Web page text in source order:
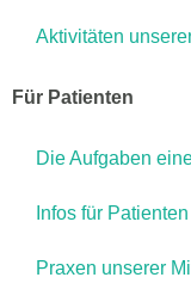
Aktivitäten
Für Patienten
Die Aufgaben
Infos für Patienten
Praxen unserer